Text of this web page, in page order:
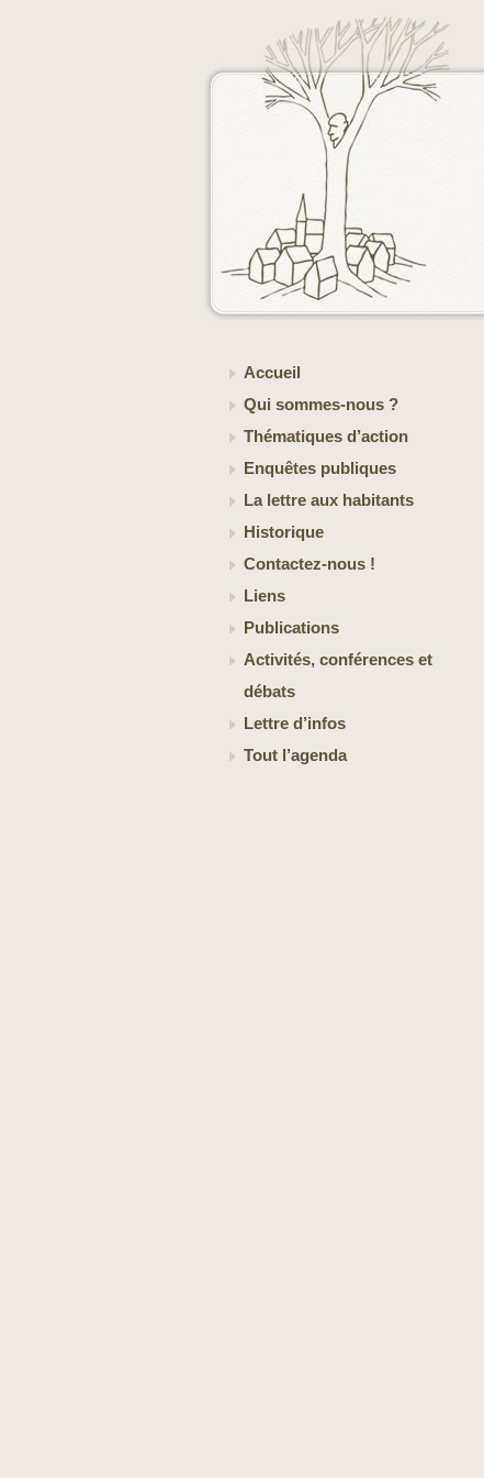
Accueil
Qui sommes-nous ?
Thématiques d’action
Enquêtes publiques
La lettre aux habitants
Historique
Contactez-nous !
Liens
Publications
Activités, conférences et
débats
Lettre d’infos
Tout l’agenda